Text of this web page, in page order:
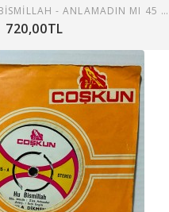
AYLA DIKMEN - HU BISMILLAH - ANLAMADIN MI 45 LIK PLAK
720,00TL